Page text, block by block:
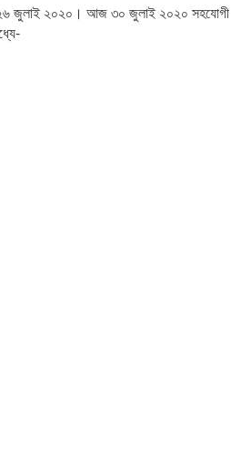
২৬ জুলাই ২০২০। আজ ৩০ জুলাই ২০২০ সহযোগী